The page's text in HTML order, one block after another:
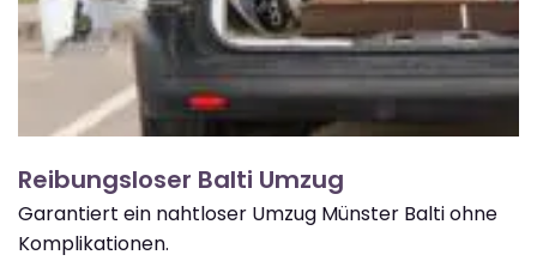
Reibungsloser Balti Umzug
Garantiert ein nahtloser Umzug Münster Balti ohne
Komplikationen.